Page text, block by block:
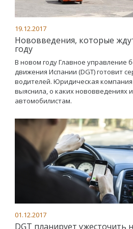
19.12.2017
Нововведения, которые
году
В новом году Главное управление
движения Испании (DGT) готовит
водителей. Юридическая
выяснила, о каких нововведениях
автомобилистам.
01.12.2017
DGT планирует ужесточить